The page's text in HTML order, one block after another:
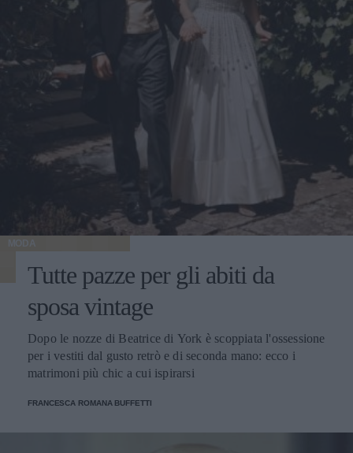
MODA
Tutte pazze per gli abiti da
sposa vintage
Dopo le nozze di Beatrice di York è scoppiata l'ossessione
per i vestiti dal gusto retrò e di seconda mano: ecco i
matrimoni più chic a cui ispirarsi
FRANCESCA ROMANA BUFFETTI